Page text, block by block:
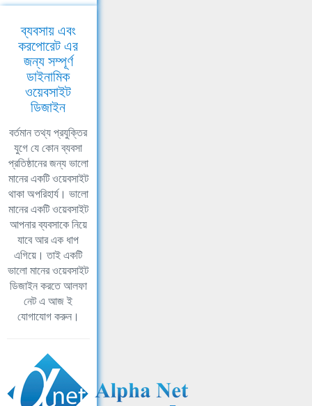
ব্যবসায় এবং
করপোরেট এর
জন্য সম্পূর্ণ
ডাইনামিক
ওয়েবসাইট
ডিজাইন
বর্তমান তথ্য প্রযুক্তির
যুগে যে কোন ব্যবসা
প্রতিষ্ঠানের জন্য ভালো
মানের একটি ওয়েবসাইট
থাকা অপরিহার্য। ভালো
মানের একটি ওয়েবসাইট
আপনার ব্যবসাকে নিয়ে
যাবে আর এক ধাপ
এগিয়ে। তাই একটি
ভালো মানের ওয়েবসাইট
ডিজাইন করতে আলফা
নেট এ আজ ই
যোগাযোগ করুন।